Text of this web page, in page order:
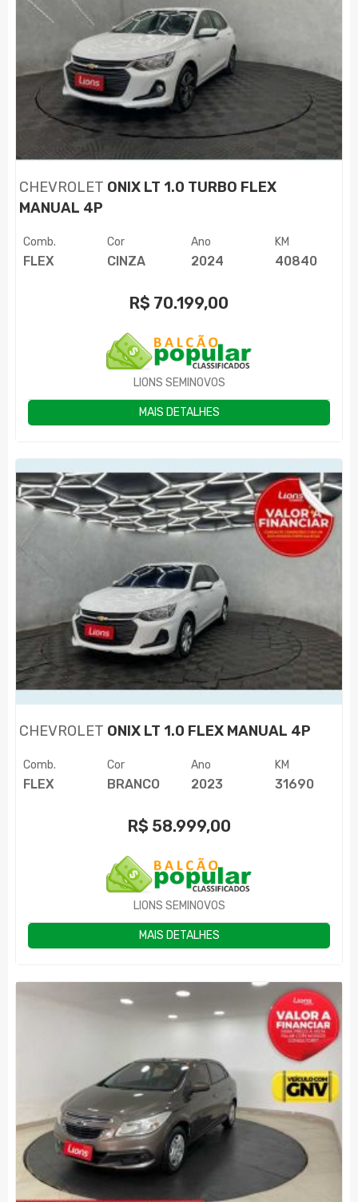
CHEVROLET ONIX LT 1.0 TURBO FLEX
MANUAL 4P
Comb.
FLEX
Cor
CINZA
Ano
2024
KM
40840
R$ 70.199,00
LIONS SEMINOVOS
MAIS DETALHES
CHEVROLET ONIX LT 1.0 FLEX MANUAL 4P
Comb.
FLEX
Cor
BRANCO
Ano
2023
KM
31690
R$ 58.999,00
LIONS SEMINOVOS
MAIS DETALHES